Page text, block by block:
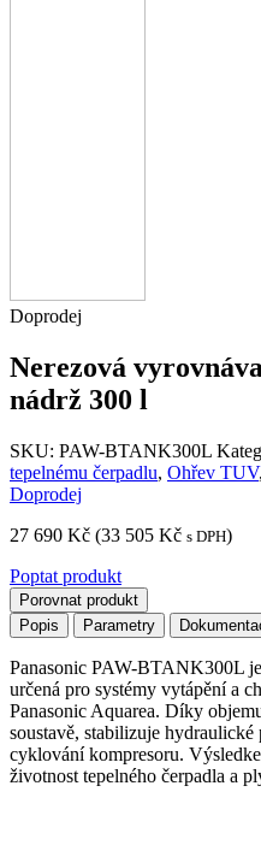
Doprodej
Nerezová
nádrž 300 l
SKU: PAW-BTANK300L
tepelnému čerpadlu, Ohřev TUV,
Doprodej
27 690 Kč (33 505 Kč s DPH)
Poptat produkt
Porovnat produkt
Popis
Parametry
Panasonic PAW-BTANK300L
určená pro systémy vytápění a
Panasonic Aquarea. Díky
soustavě, stabilizuje
cyklování kompresoru.
životnost tepelného čerpadla a